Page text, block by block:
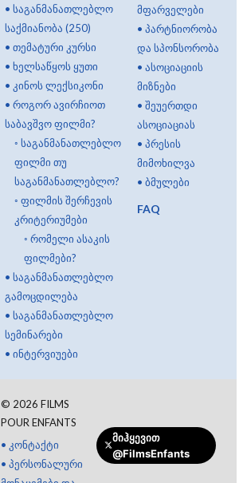
• საგანმანათლებლო
საქმიანობა (250)
• თემატური კურსი
• ხელსაწყოს ყუთი
• კინოს ლექსიკონი
• როგორ ავირჩიოთ
საბავშვო ფილმი?
◦ საგანმანათლებლო
ფილმი თუ
საგანმანათლებლო?
◦ ფილმის შერჩევის
კრიტერიუმები
◦ რომელი ასაკის
ფილმები?
• საგანმანათლებლო
გამოცდილება
• საგანმანათლებლო
სემინარები
• ინტერვიუები
მფარველები
•პარტნიორობა
და სპონსორობა
•ასოციაციის
მიზნები
•შეუერთდი
ასოციაციას
•პრესის
მიმოხილვა
•ბმულები
FAQ
© 2026 FILMS
POUR ENFANTS
• კონტაქტი
• პერსონალური
მიჰყევით
@FilmsEnfants